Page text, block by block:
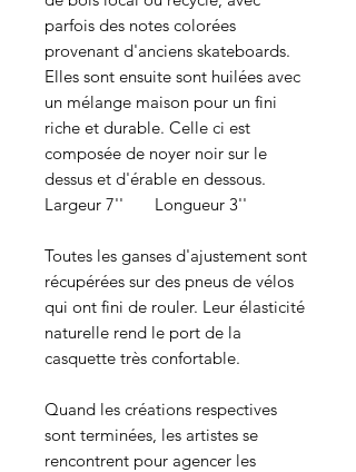
parfois des notes colorées
provenant d'anciens skateboards.
Elles sont ensuite sont huilées avec
un mélange maison pour un fini
riche et durable. Celle ci est
composée de noyer noir sur le
dessus et d'érable en dessous.
Largeur 7'' Longueur 3''
Toutes les ganses d'ajustement sont
récupérées sur des pneus de vélos
qui ont fini de rouler. Leur élasticité
naturelle rend le port de la
casquette très confortable.
Quand les créations respectives
sont terminées, les artistes se
rencontrent pour agencer les